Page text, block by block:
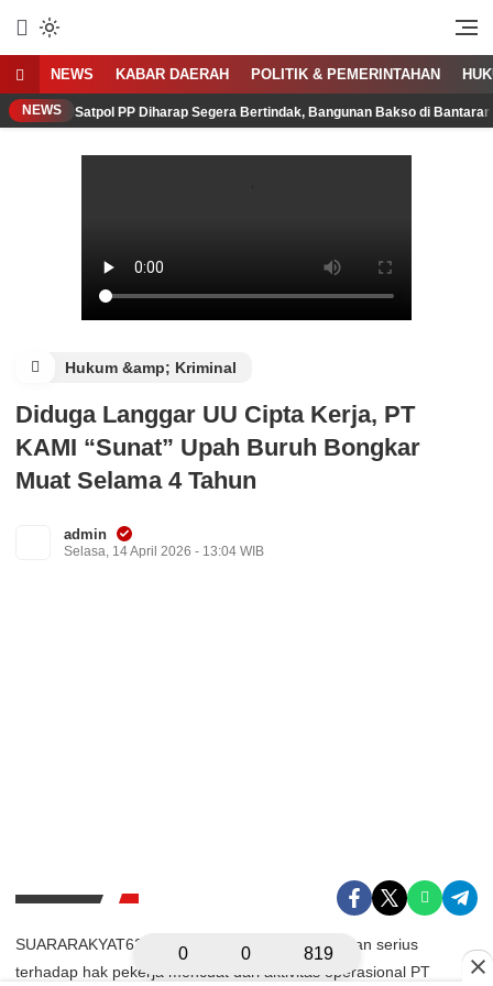
NEWS KABAR DAERAH POLITIK & PEMERINTAHAN
NEWS Satpol PP Diharap Segera Bertindak, Bangunan Bakso di
Hukum &amp; Kriminal
Diduga Langgar UU Cipta Kerja, PT
KAMI “Sunat” Upah Buruh Bongkar
Muat Selama 4 Tahun
admin
Selasa, 14 April 2026 - 13:04 WIB
0 0 819
SUARARAKYAT62, Kampar – Dugaan pelanggaran serius
terhadap hak pekerja mencuat dari aktivitas operasional PT